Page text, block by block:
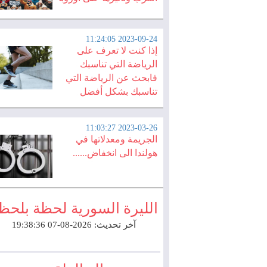
2023-09-24 11:24:05
إذا كنت لا تعرف على
الرياضة التي تناسبك
فابحث عن الرياضة التي
تناسبك بشكل أفضل
2023-03-26 11:03:27
الجريمة ومعدلاتها في
هولندا الى انخفاض......
الليرة السورية لحظة
آخر تحديث: 2026-08-07 19:38:36